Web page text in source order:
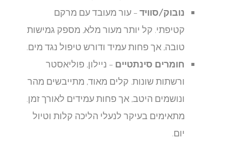
נובוק/סוויד– עור מעובד עם מרקם
קטיפתי. קל יותר מעור מלא, מספק גמישות
טובה, אך פחות עמיד ודורש טיפול נגד מים.
חומרים סינתטיים– ניילון, פוליאסטר
ורשתות שונות. קלים מאוד, מתייבשים מהר
ונושמים היטב, אך פחות עמידים לאורך זמן.
מתאימים בעיקר לנעלי הליכה קלות וטיול
יום.